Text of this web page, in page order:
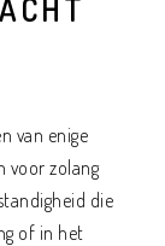
van enige
voor zolang
die
of in het